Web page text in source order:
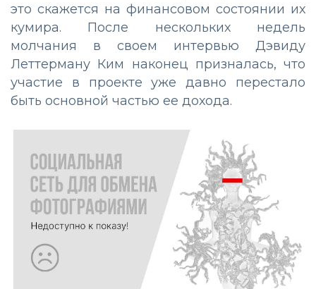
это скажется на финансовом состоянии их
кумира. После нескольких недель
молчания в своем интервью Дэвиду
Леттерману Ким наконец призналась, что
участие в проекте уже давно перестало
быть основной частью ее дохода.